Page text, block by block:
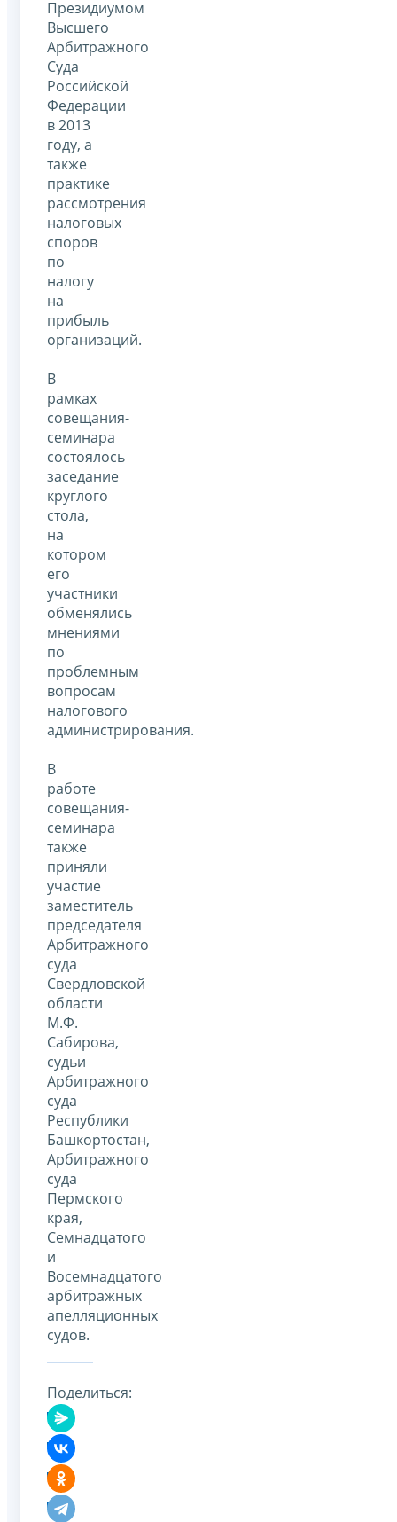
Президиумом
Высшего
Арбитражного
Суда
Российской
Федерации
в 2013
году, а
также
практике
рассмотрения
налоговых
споров
по
налогу
на
прибыль
организаций.
В
рамках
совещания-
семинара
состоялось
заседание
круглого
стола,
на
котором
его
участники
обменялись
мнениями
по
проблемным
вопросам
налогового
администрирования.
В
работе
совещания-
семинара
также
приняли
участие
заместитель
председателя
Арбитражного
суда
Свердловской
области
М.Ф.
Сабирова,
судьи
Арбитражного
суда
Республики
Башкортостан,
Арбитражного
суда
Пермского
края,
Семнадцатого
и
Восемнадцатого
арбитражных
апелляционных
судов.
Поделиться: